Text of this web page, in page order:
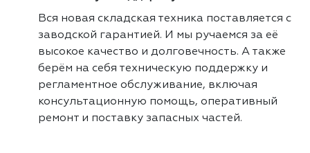
Вся новая складская техника поставляется с
заводской гарантией. И мы ручаемся за её
высокое качество и долговечность. А также
берём на себя техническую поддержку и
регламентное обслуживание, включая
консультационную помощь, оперативный
ремонт и поставку запасных частей.